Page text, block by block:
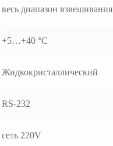
весь диапазон взвешивания
+5…+40 °С
Жидкокристаллический
RS-232
сеть 220V